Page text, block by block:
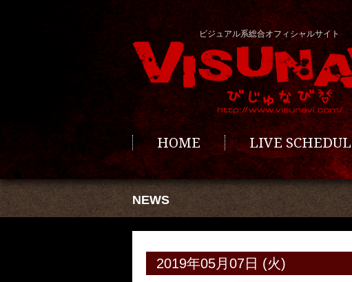
ビジュアル系総合オフィシャルサイト
HOME LIVE
NEWS
2019年05月07日 (火)